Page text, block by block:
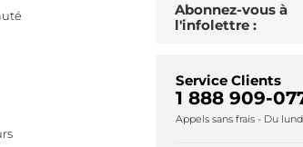
Abonnez-vous à
l'infolettre :
Service Clients
1 888 909-
Appels sans frais - Du